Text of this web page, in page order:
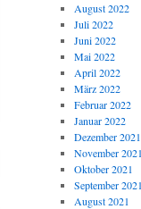
August 2022
Juli 2022
Juni 2022
Mai 2022
April 2022
März 2022
Februar 2022
Januar 2022
Dezember 2021
November 2021
Oktober 2021
September 2021
August 2021